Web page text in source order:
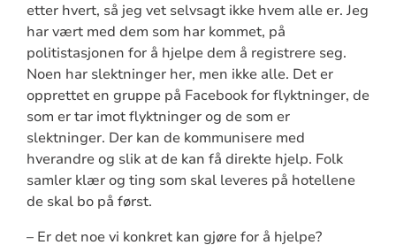
etter hvert, så jeg vet selvsagt ikke hvem alle er. Jeg
har vært med dem som har kommet, på
politistasjonen for å hjelpe dem å registrere seg.
Noen har slektninger her, men ikke alle. Det er
opprettet en gruppe på Facebook for flyktninger, de
som er tar imot flyktninger og de som er
slektninger. Der kan de kommunisere med
hverandre og slik at de kan få direkte hjelp. Folk
samler klær og ting som skal leveres på hotellene
de skal bo på først.
– Er det noe vi konkret kan gjøre for å hjelpe?